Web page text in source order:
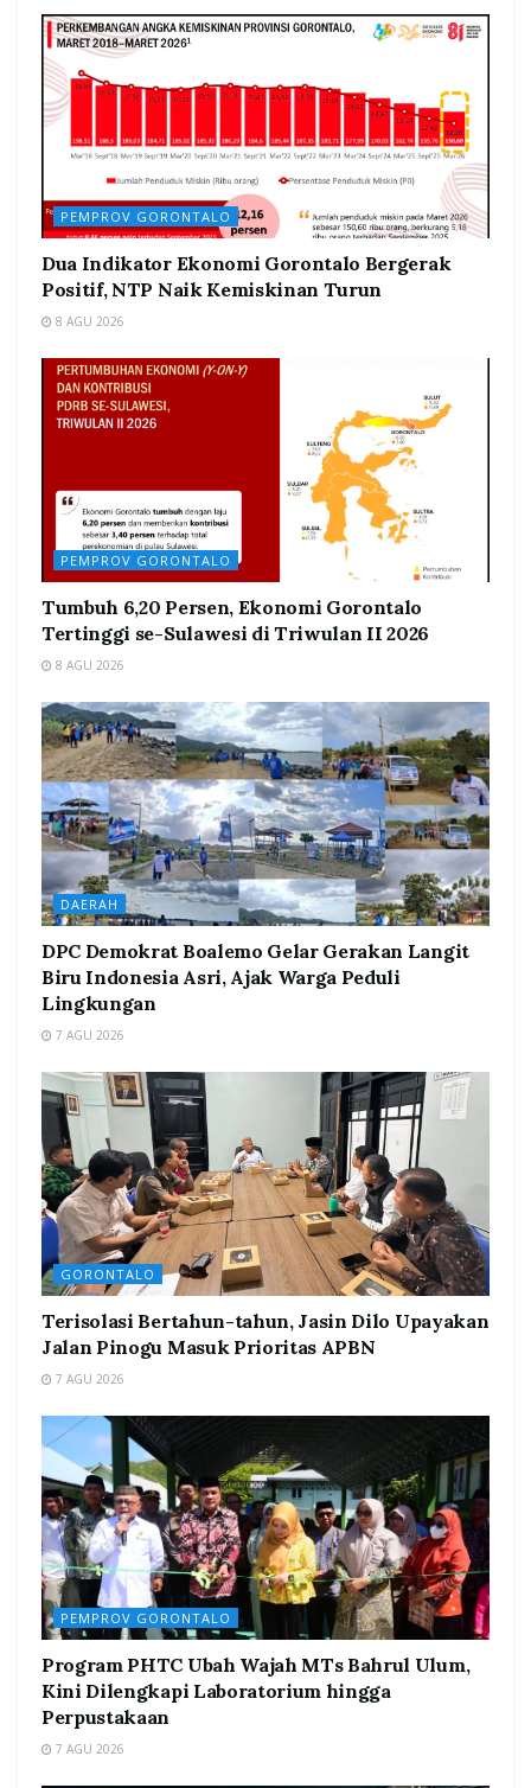
PEMPROV GORONTALO
Dua Indikator Ekonomi Gorontalo Bergerak
Positif, NTP Naik Kemiskinan Turun
8 AGU 2026
PEMPROV GORONTALO
Tumbuh 6,20 Persen, Ekonomi Gorontalo
Tertinggi se-Sulawesi di Triwulan II 2026
8 AGU 2026
DAERAH
DPC Demokrat Boalemo Gelar Gerakan Langit
Biru Indonesia Asri, Ajak Warga Peduli
Lingkungan
7 AGU 2026
GORONTALO
Terisolasi Bertahun-tahun, Jasin Dilo Upayakan
Jalan Pinogu Masuk Prioritas APBN
7 AGU 2026
PEMPROV GORONTALO
Program PHTC Ubah Wajah MTs Bahrul Ulum,
Kini Dilengkapi Laboratorium hingga
Perpustakaan
7 AGU 2026